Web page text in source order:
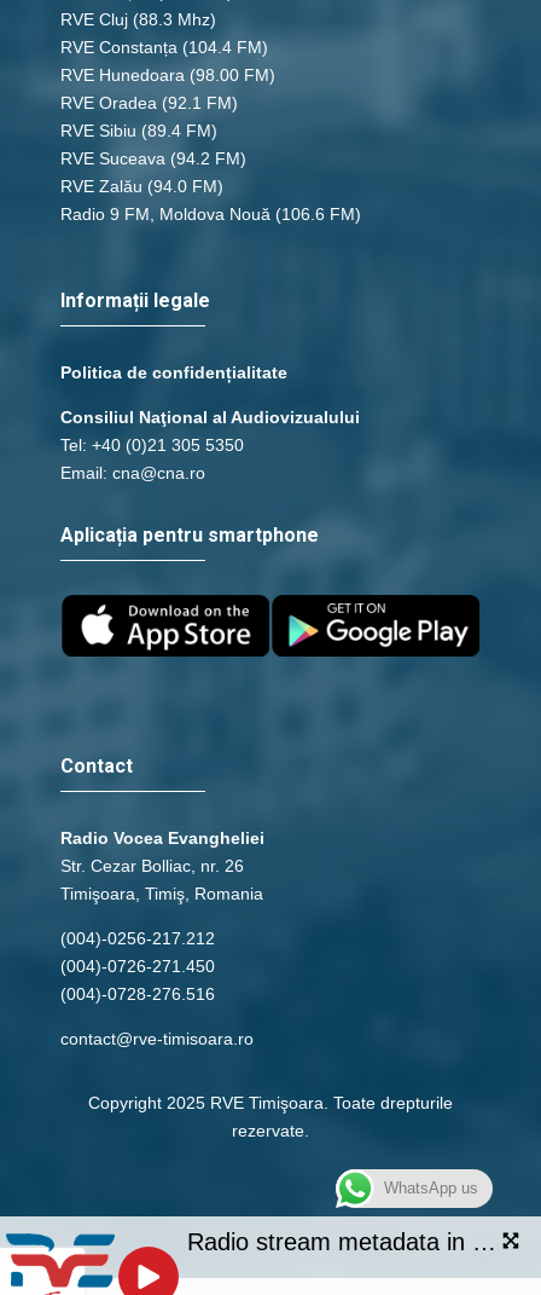
RVE Cluj (88.3 Mhz)
RVE Constanța (104.4 FM)
RVE Hunedoara (98.00 FM)
RVE Oradea (92.1 FM)
RVE Sibiu (89.4 FM)
RVE Suceava (94.2 FM)
RVE Zalău (94.0 FM)
Radio 9 FM, Moldova Nouă (106.6 FM)
Informații legale
Politica de confidențialitate
Consiliul Naţional al Audiovizualului
Tel: +40 (0)21 305 5350
Email: cna@cna.ro
Aplicația pentru smartphone
Contact
Radio Vocea Evangheliei
Str. Cezar Bolliac, nr. 26
Timişoara, Timiş, Romania
(004)-0256-217.212
(004)-0726-271.450
(004)-0728-276.516
contact@rve-timisoara.ro
Copyright 2025 RVE Timişoara. Toate drepturile
rezervate.
Radio stream metadata in not available.
WhatsApp us